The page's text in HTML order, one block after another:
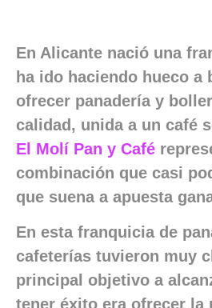
En Alicante nació una
ha ido haciendo hueco a
ofrecer panadería y
calidad, unida a un café
El Molí Pan y Café
combinación que casi
que suena a apuesta
En esta franquicia de
cafeterías tuvieron muy
principal objetivo a
tener éxito era ofrecer la